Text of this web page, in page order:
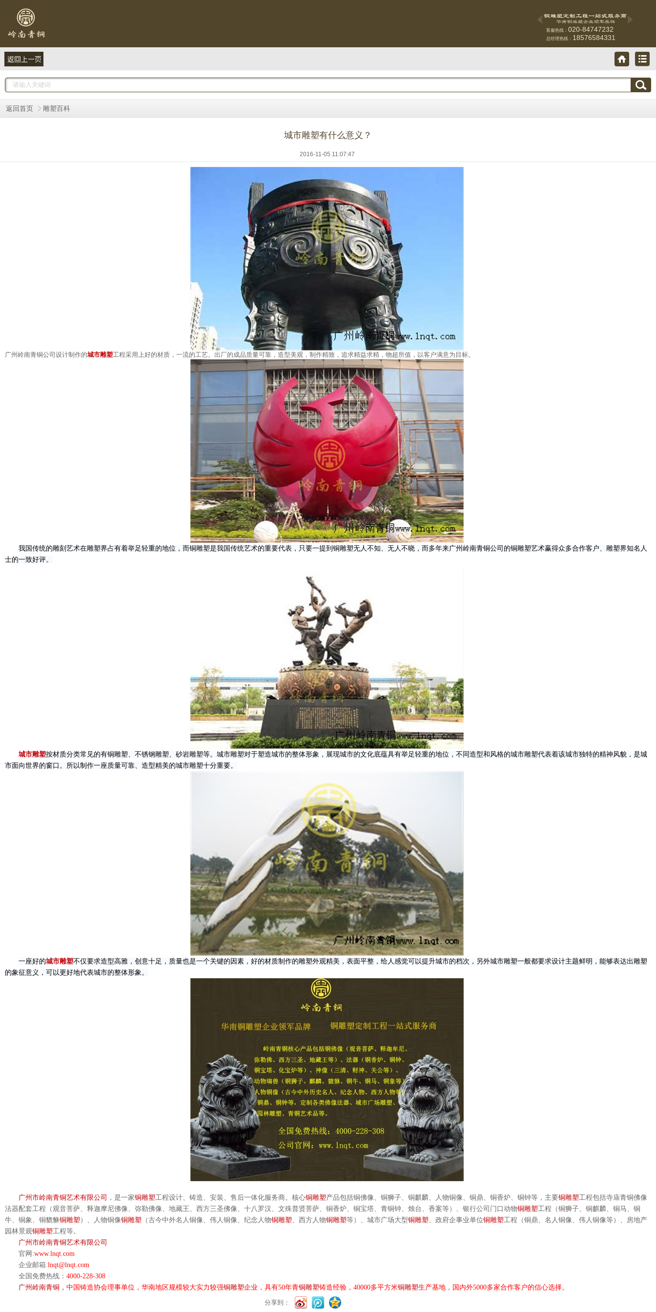
客服热线：020-84747232
总经理热线： 18576584331
返回首页 雕塑百科
城市雕塑有什么意义？
2016-11-05 11:07:47
广州岭南青铜公司设计制作的城市雕塑工程采用上好的材质，一流的工艺。出厂的成品质量可靠，造型美观，制作精致，追求精益求精，物超所值，以客户满意为目标。
我国传统的雕刻艺术在雕塑界占有着举足轻重的地位，而铜雕塑是我国传统艺术的重要代表，只要一提到铜雕塑无人不知、无人不晓，而多年来广州岭南青铜公司的铜雕塑艺术赢得众多合作客户、雕塑界知名人
士的一致好评。
城市雕塑按材质分类常见的有铜雕塑、不锈钢雕塑、砂岩雕塑等。城市雕塑对于塑造城市的整体形象，展现城市的文化底蕴具有举足轻重的地位，不同造型和风格的城市雕塑代表着该城市独特的精神风貌，是城
市面向世界的窗口。所以制作一座质量可靠、造型精美的城市雕塑十分重要。
一座好的城市雕塑不仅要求造型高雅，创意十足，质量也是一个关键的因素，好的材质制作的雕塑外观精美，表面平整，给人感觉可以提升城市的档次，另外城市雕塑一般都要求设计主题鲜明，能够表达出雕塑
的象征意义，可以更好地代表城市的整体形象。
广州市岭南青铜艺术有限公司 ，是一家铜雕塑工程设计、铸造、安装、售后一体化服务商。核心铜雕塑产品包括铜佛像、铜狮子、铜麒麟、人物铜像、铜鼎、铜香炉、铜钟等，主要铜雕塑工程包括寺庙青铜佛像
法器配套工程（观音菩萨、释迦摩尼佛像、弥勒佛像、地藏王、西方三圣佛像、十八罗汉、文殊普贤菩萨、铜香炉、铜宝塔、青铜钟、烛台、香案等）、银行公司门口动物铜雕塑工程（铜狮子、铜麒麟、铜马、铜
牛、铜象、铜貔貅铜雕塑 ）、人物铜像铜雕塑 （古今中外名人铜像、伟人铜像、纪念人物铜雕塑、西方人物铜雕塑等）、城市广场大型铜雕塑、政府企事业单位铜雕塑工程（铜鼎、名人铜像、伟人铜像等）、房地产
园林景观铜雕塑工程等。
广州市岭南青铜艺术有限公司
官网 :www.lnqt.com
企业邮箱:lnqt@lnqt.com
全国免费热线： 4000-228-308
广州岭南青铜， 中国铸造协会理事单位，华南地区规模较大实力较强铜雕塑企业，具有50年青铜雕塑铸造经验， 40000多平方米铜雕塑生产基地，国内外5000多家合作客户的信心选择。
分享到：